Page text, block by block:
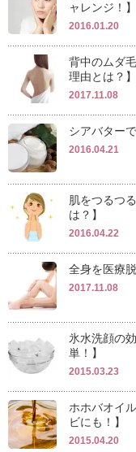
ャレンジ！】
2016.01.20
背中のムダ
理由とは？】
2017.11.08
シアバター
2016.04.21
肌をつるつ
は？】
2016.04.22
全身を医療
2017.11.08
氷水洗顔の
単！】
2015.03.23
ホホバオイ
ビにも！】
2015.04.20